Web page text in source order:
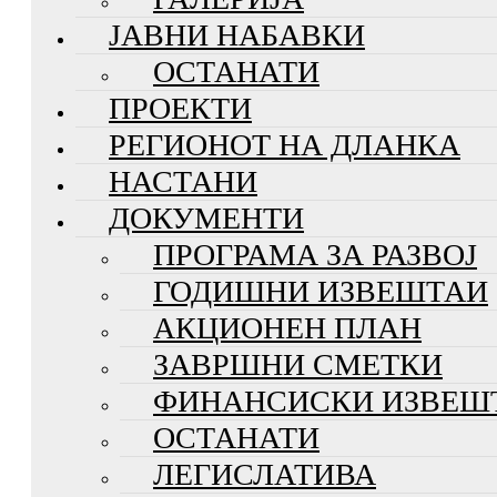
ЈАВНИ НАБАВКИ
ОСТАНАТИ
ПРОЕКТИ
РЕГИОНОТ НА ДЛАНКА
НАСТАНИ
ДОКУМЕНТИ
ПРОГРАМА ЗА РАЗВОЈ
ГОДИШНИ ИЗВЕШТАИ
АКЦИОНЕН ПЛАН
ЗАВРШНИ СМЕТКИ
ФИНАНСИСКИ
ОСТАНАТИ
ЛЕГИСЛАТИВА